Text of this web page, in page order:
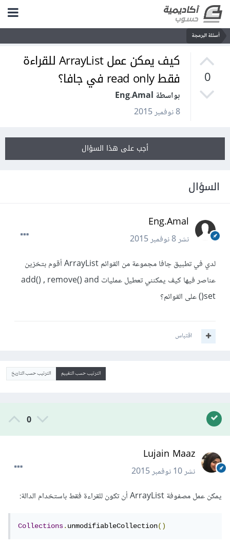
أسئلة البرمجة
0
كيف يمكن عمل ArrayList للقراءة
فقط read only في جافا؟
بواسطة Eng.Amal
8 نوفمبر 2015
أجب على هذا السؤال
السؤال
Eng.Amal
نشر8 نوفمبر 2015
لدي في تطبيق جافا مجموعة من القوائم ArrayList أقوم بتخزين
عناصر فيها كيف يمكنني تعطيل عمليات add() , remove() and
set() على القوائم؟
اقتباس
الترتيب حسب التقييم الترتيب حسب التاريخ
0
Lujain Maaz
نشر10 نوفمبر 2015
يمكن عمل مصفوفة ArrayList أن تكون للقراءة فقط باستخدام الدالة:
Collections.unmodifiableCollection()